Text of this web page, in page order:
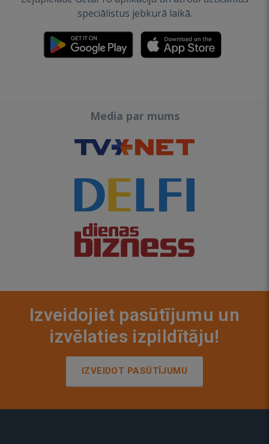
speciālistus jebkurā laikā.
Media par mums
Izveidojiet pasūtījumu un
izvēlaties izpildītāju!
IZVEIDOT PASŪTĪJUMU